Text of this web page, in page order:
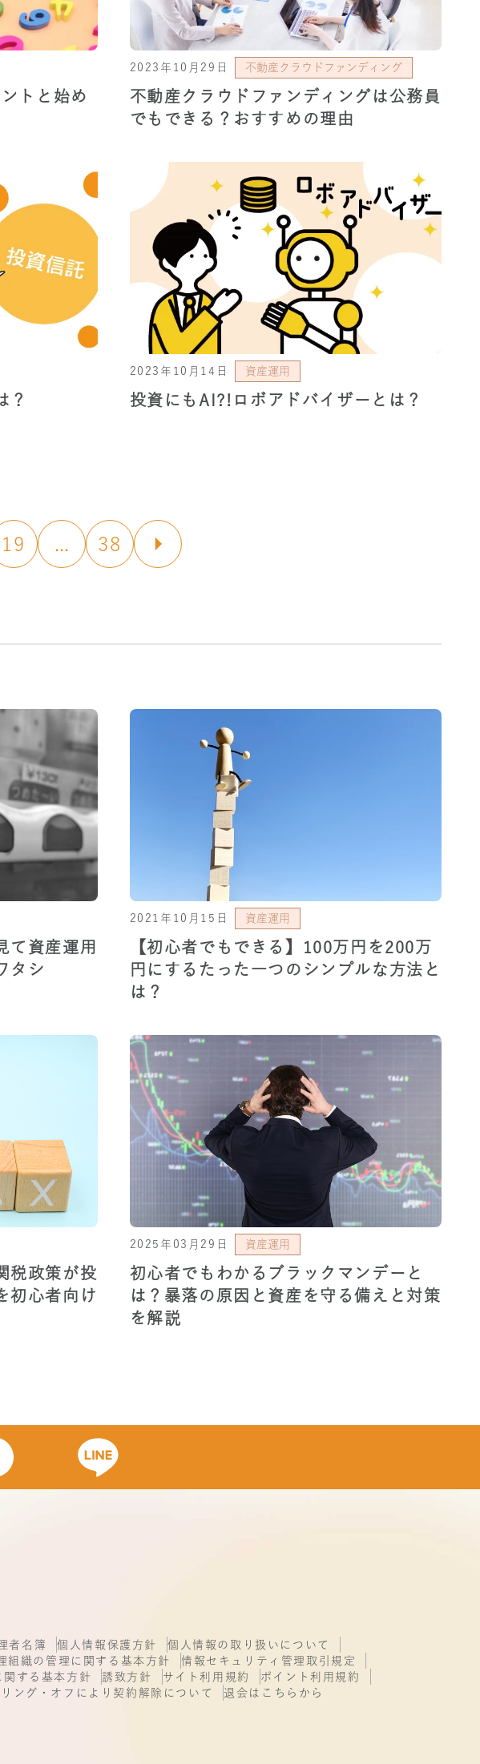
トと始め
2023年10月29日 不動産クラウドファンディング
不動産クラウドファンディングは公務員
でもできる？おすすめの理由
？
2023年10月14日 資産運用
投資にもAI?!ロボアドバイザーとは？
19 ... 38
て資産運用
タシ
2021年10月15日 資産運用
【初心者でもできる】100万円を200万
円にするたった一つのシンプルな方法と
は？
税政策が投
初心者向け
2025年03月29日 資産運用
初心者でもわかるブラックマンデーと
は？暴落の原因と資産を守る備えと対策
を解説
者名簿 個人情報保護方針
個人情報の取り扱いについて
組織の管理に関する基本方針
情報セキュリティ管理取引規定
関する基本方針
誘致方針 サイト利用規約
ポイント利用規約
リング・オフにより契約解除について
退会はこちらから